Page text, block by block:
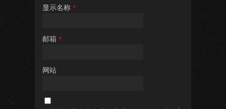
显示名称 *
邮箱 *
网站